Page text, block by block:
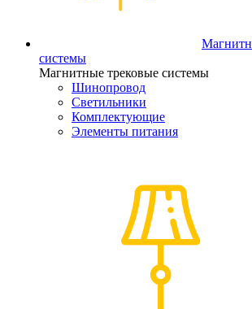
системы
Магнитные трековые системы
Шинопровод
Светильники
Комплектующие
Элементы питания